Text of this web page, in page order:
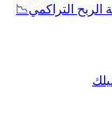
التراكمي 📉